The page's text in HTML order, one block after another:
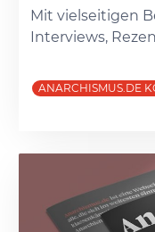
Mit vielseitigen
Interviews,
ANARCHISMUS.DE